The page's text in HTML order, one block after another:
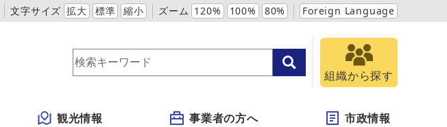
文字サイズ 拡大 標準 縮小 ズーム 120% 100% 80% Foreign Language
組織から探す
観光情報 事業者の方へ 市政情報